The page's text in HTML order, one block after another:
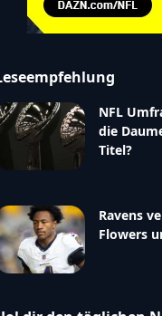
NFL
die
Titel?
Ravens
Flowers